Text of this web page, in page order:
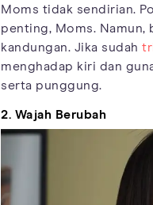
Moms tidak sendirian.
penting, Moms. Namun,
kandungan. Jika sudah
menghadap kiri dan
serta punggung.
2. Wajah Berubah